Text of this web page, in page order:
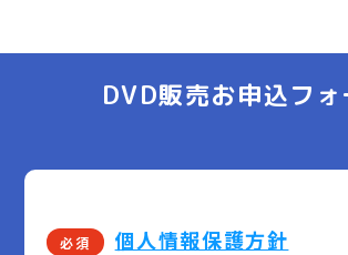
DVD販売お申込フォ
必須
個人情報保護方針